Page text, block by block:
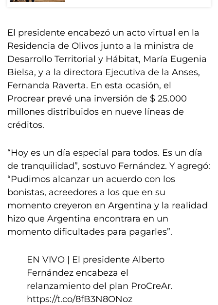
El presidente encabezó un acto virtual en la
Residencia de Olivos junto a la ministra de
Desarrollo Territorial y Hábitat, María Eugenia
Bielsa, y a la directora Ejecutiva de la Anses,
Fernanda Raverta. En esta ocasión, el
Procrear prevé una inversión de $ 25.000
millones distribuidos en nueve líneas de
créditos.
“Hoy es un día especial para todos. Es un día
de tranquilidad”, sostuvo Fernández. Y agregó:
“Pudimos alcanzar un acuerdo con los
bonistas, acreedores a los que en su
momento creyeron en Argentina y la realidad
hizo que Argentina encontrara en un
momento dificultades para pagarles”.
EN VIVO | El presidente Alberto
Fernández encabeza el
relanzamiento del plan ProCreAr.
https://t.co/8fB3N8ONoz